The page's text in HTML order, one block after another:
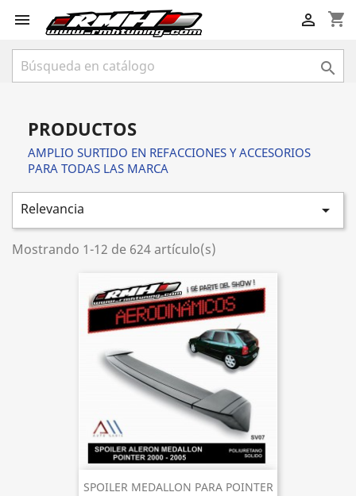
 shopping_cart


PRODUCTOS
AMPLIO SURTIDO EN REFACCIONES Y ACCESORIOS
PARA TODAS LAS MARCA
Relevancia 
Mostrando 1-12 de 624 artículo(s)
SPOILER MEDALLON PARA POINTER